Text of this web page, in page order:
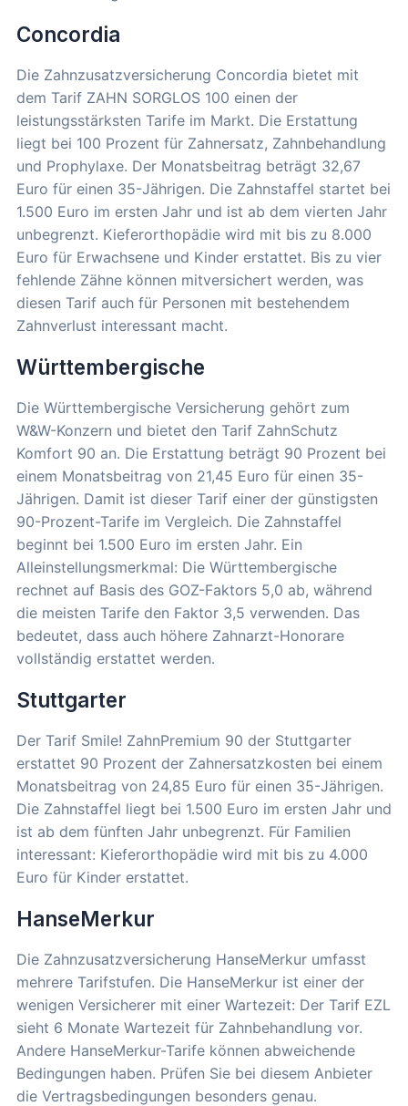
Concordia
Die Zahnzusatzversicherung Concordia bietet mit
dem Tarif ZAHN SORGLOS 100 einen der
leistungsstärksten Tarife im Markt. Die Erstattung
liegt bei 100 Prozent für Zahnersatz, Zahnbehandlung
und Prophylaxe. Der Monatsbeitrag beträgt 32,67
Euro für einen 35-Jährigen. Die Zahnstaffel startet bei
1.500 Euro im ersten Jahr und ist ab dem vierten Jahr
unbegrenzt. Kieferorthopädie wird mit bis zu 8.000
Euro für Erwachsene und Kinder erstattet. Bis zu vier
fehlende Zähne können mitversichert werden, was
diesen Tarif auch für Personen mit bestehendem
Zahnverlust interessant macht.
Württembergische
Die Württembergische Versicherung gehört zum
W&W-Konzern und bietet den Tarif ZahnSchutz
Komfort 90 an. Die Erstattung beträgt 90 Prozent bei
einem Monatsbeitrag von 21,45 Euro für einen 35-
Jährigen. Damit ist dieser Tarif einer der günstigsten
90-Prozent-Tarife im Vergleich. Die Zahnstaffel
beginnt bei 1.500 Euro im ersten Jahr. Ein
Alleinstellungsmerkmal: Die Württembergische
rechnet auf Basis des GOZ-Faktors 5,0 ab, während
die meisten Tarife den Faktor 3,5 verwenden. Das
bedeutet, dass auch höhere Zahnarzt-Honorare
vollständig erstattet werden.
Stuttgarter
Der Tarif Smile! ZahnPremium 90 der Stuttgarter
erstattet 90 Prozent der Zahnersatzkosten bei einem
Monatsbeitrag von 24,85 Euro für einen 35-Jährigen.
Die Zahnstaffel liegt bei 1.500 Euro im ersten Jahr und
ist ab dem fünften Jahr unbegrenzt. Für Familien
interessant: Kieferorthopädie wird mit bis zu 4.000
Euro für Kinder erstattet.
HanseMerkur
Die Zahnzusatzversicherung HanseMerkur umfasst
mehrere Tarifstufen. Die HanseMerkur ist einer der
wenigen Versicherer mit einer Wartezeit: Der Tarif EZL
sieht 6 Monate Wartezeit für Zahnbehandlung vor.
Andere HanseMerkur-Tarife können abweichende
Bedingungen haben. Prüfen Sie bei diesem Anbieter
die Vertragsbedingungen besonders genau.